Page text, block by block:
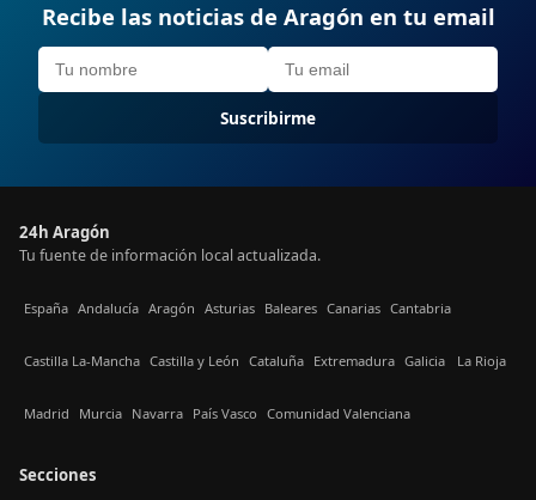
Recibe las noticias de Aragón en tu email
Suscribirme
24h Aragón
Tu fuente de información local actualizada.
España Andalucía Aragón Asturias Baleares Canarias Cantabria
Castilla La-Mancha Castilla y León Cataluña Extremadura Galicia La Rioja
Madrid Murcia Navarra País Vasco Comunidad Valenciana
Secciones